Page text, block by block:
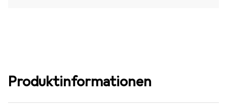
Produktinformationen